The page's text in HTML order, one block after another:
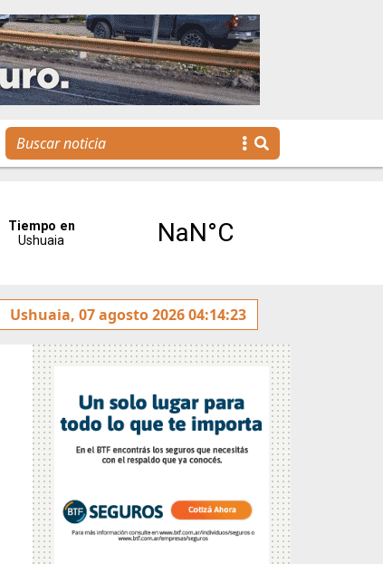
Se realizó la reunión de Labor Parlamentaria previa a la
Ushuaia, 07 agosto 2026 04:14:23